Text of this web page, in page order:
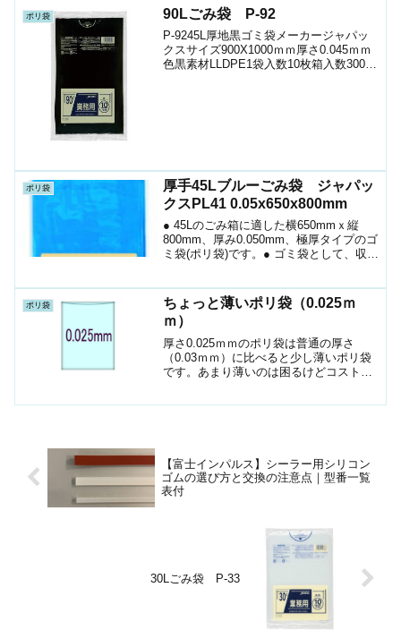
ポリ袋 90Lごみ袋 P-92
P-9245L厚地黒ゴミ袋メーカージャパッ
クスサイズ900X1000ｍｍ厚さ0.045ｍｍ
色黒素材LLDPE1袋入数10枚箱入数300枚
ポリ袋
厚手45Lブルーごみ袋 ジャパッ
クスPL41 0.05x650x800mm
● 45Lのごみ箱に適した横650mmｘ縦
800mm、厚み0.050mm、極厚タイプのゴ
ミ袋(ポリ袋)です。● ゴミ袋として、収納
た柔らかな材質です。● 柔軟性に優れ...
ポリ袋
ちょっと薄いポリ袋（0.025ｍ
ｍ）
厚さ0.025ｍｍのポリ袋は普通の厚さ
（0.03ｍｍ）に比べると少し薄いポリ袋
です。あまり薄いのは困るけどコストを
【富士インパルス】シーラー用シリコン
ゴムの選び方と交換の注意点｜型番一覧
表付
30Lごみ袋 P-33